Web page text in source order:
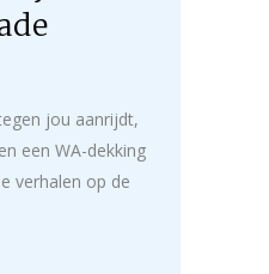
jou aanrijdt,
een WA-dekking
verhalen op de